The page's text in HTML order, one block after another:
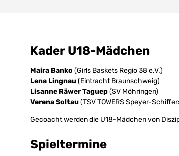
Kader U18-Mädchen
Maira Banko (Girls Baskets Regio 38 e.V.)
Lena Lingnau(Eintracht Braunschweig)
Lisanne Räwer Taguep(SV Möhringen)
Verena Soltau(TSV TOWERS Speyer-
Gecoacht werden die U18-Mädchen von
Spieltermine